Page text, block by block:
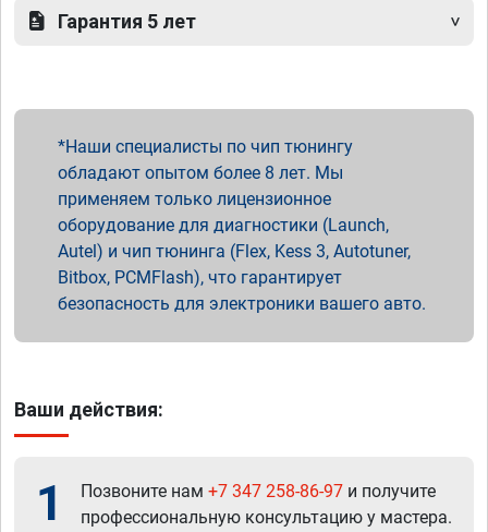
Гарантия 5 лет
Наши специалисты по чип тюнингу
обладают опытом более 8 лет. Мы
применяем только лицензионное
оборудование для диагностики (Launch,
Autel) и чип тюнинга (Flex, Kess 3, Autotuner,
Bitbox, PCMFlash), что гарантирует
безопасность для электроники вашего авто.
Ваши действия:
1 Позвоните нам +7 347 258-86-97 и получите
профессиональную консультацию у мастера.